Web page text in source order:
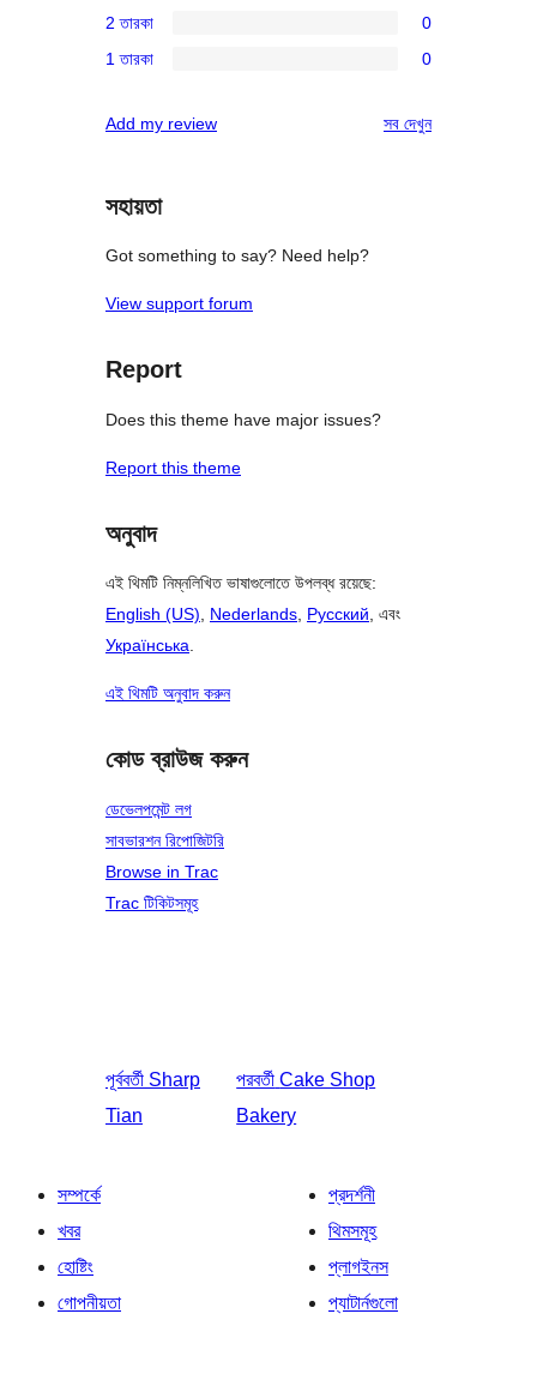
রিভিউ
স্টার
রিভিউ
3-
স্টার
2-
রিভিউ
2 তারকা 0
স্টার
1 তারকা 0
Add my review সবরিভিউ
দেখুন
সহায়তা
Got something to say? Need help?
View support forum
Report
Does this theme have major issues?
Report this theme
অনুবাদ
এই থিমটি নিম্নলিখিত ভাষাগুলোতে উপলব্ধ রয়েছে:
English (US), Nederlands, Русский, এবং
Українська.
এই থিমটি অনুবাদ করুন
কোড ব্রাউজ করুন
ডেভেলপমেন্ট লগ
সাবভারশন রিপোজিটরি
Browse in Trac
Trac টিকিটসমূহ
পূর্ববর্তী Sharp
Tian
পরবর্তী Cake Shop
Bakery
সম্পর্কে
খবর
হোষ্টিং
গোপনীয়তা
প্রদর্শনী
থিমসমূহ
প্লাগইনস
প্যাটার্নগুলো